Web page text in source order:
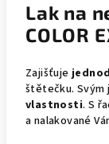
Lak na
COLOR
Zajišťuje
štětečku. Svým
vlastnosti. S
a nalakované